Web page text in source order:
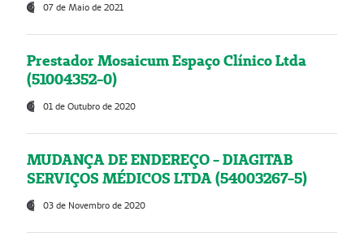
07 de Maio de 2021
Prestador Mosaicum Espaço Clínico Ltda
(51004352-0)
01 de Outubro de 2020
MUDANÇA DE ENDEREÇO - DIAGITAB
SERVIÇOS MÉDICOS LTDA (54003267-5)
03 de Novembro de 2020